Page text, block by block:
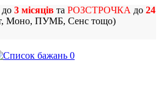
до 3 місяців та РОЗСТРОЧКА до 24
Моно, ПУМБ, Сенс тощо)
0